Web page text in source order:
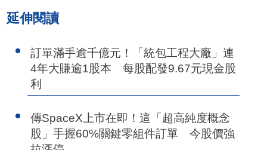
延伸閱讀
訂單滿手逾千億元！「統包工程大廠」連
4年大賺逾1股本 每股配發9.67元現金股
利
傳SpaceX上市在即！這「超高純度概念
股」手握60%關鍵零組件訂單 今股價強